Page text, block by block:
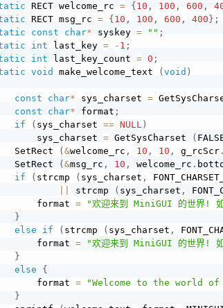
RECT welcome_rc = { 10 , 100 , 600 ,
RECT msg_rc = { 10 , 100 , 600 , 400 } ;
const char* syskey = "" ;
int last_key = - 1 ;
int last_key_count = 0 ;
void make_welcome_text ( void )
const
char* sys_charset =
const
char* format ;
if
( sys_charset == NULL )
sys_charset
= GetSysCharset (
SetRect
( &welcome_rc , 10 , 10 , g_rcScr .
SetRect
( &msg_rc , 10 , welcome_rc .
if
( strcmp ( sys_charset ,
strcmp ( sys_charset ,
format
= "欢迎来到 MiniGUI 的世界!
}
else
if ( strcmp ( sys_charset ,
format
= "欢迎来到 MiniGUI 的世界!
}
else
{
format
= "Welcome to the world
}